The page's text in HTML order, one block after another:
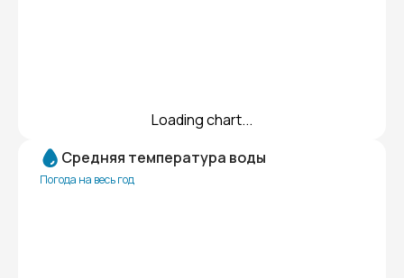
Loading chart...
Средняя температура воды
Погода на весь год